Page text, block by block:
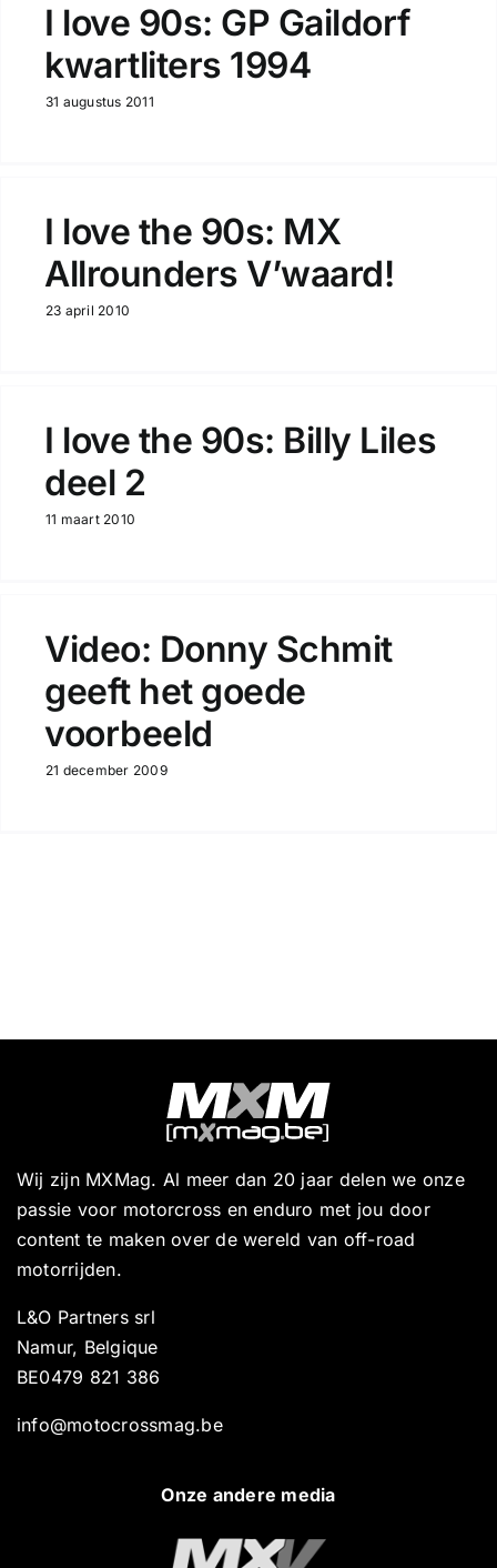
I love 90s: GP Gaildorf
kwartliters 1994
31 augustus 2011
I love the 90s: MX
Allrounders V’waard!
23 april 2010
I love the 90s: Billy Liles
deel 2
11 maart 2010
Video: Donny Schmit
geeft het goede
voorbeeld
21 december 2009
Wij zijn MXMag. Al meer dan 20 jaar delen we onze
passie voor motorcross en enduro met jou door
content te maken over de wereld van off-road
motorrijden.
L&O Partners srl
Namur, Belgique
BE0479 821 386
info@motocrossmag.be
Onze andere media